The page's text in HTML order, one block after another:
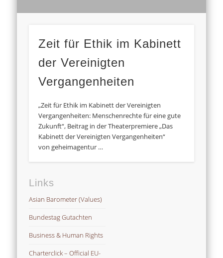
Zeit für Ethik im Kabinett
der Vereinigten
Vergangenheiten
„Zeit für Ethik im Kabinett der Vereinigten
Vergangenheiten: Menschenrechte für eine gute
Zukunft“, Beitrag in der Theaterpremiere „Das
Kabinett der Vereinigten Vergangenheiten“
von geheimagentur …
Links
Asian Barometer (Values)
Bundestag Gutachten
Business & Human Rights
Charterclick – Official EU-